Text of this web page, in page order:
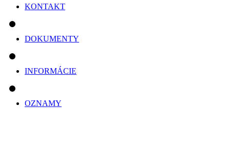
KONTAKT
DOKUMENTY
INFORMÁCIE
OZNAMY